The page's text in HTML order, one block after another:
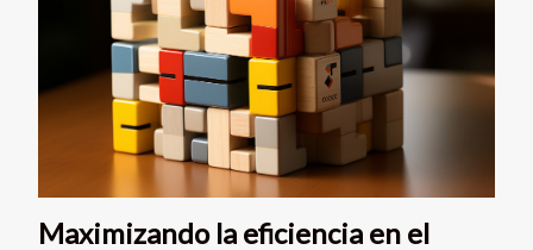
Maximizando la eficiencia en el